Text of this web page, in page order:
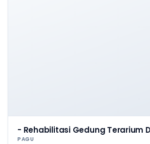
- Rehabilitasi Gedung Terarium
PAGU